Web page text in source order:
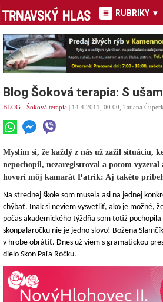
RUBRIKY ▾
Blog Šoková terapia: S
BLOG - Šoková terapia | 14.4.2011, 00.00, Tatiana
Myslím si, že každý z nás už zažil situáciu,
nepochopil, nezaregistroval a potom
hovorí môj kamarát Patrik: Aj takéto
Na strednej škole som musela asi na jednej
chýbať. Inak si neviem vysvetliť, ako je možné,
počas akademického týždňa som totiž
skonpalaročku nie je jedno slovo! Božena
v hrobe obrátiť. Dnes už viem s gramatickou
dielo Skon Paľa Ročku.